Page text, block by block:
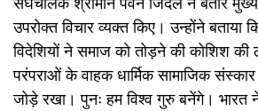
उपरोक्त विचार व्यक्त किए। उन्होंने बताया
विदेशियों ने समाज को तोड़ने की कोशिश की
परंपराओं के वाहक धार्मिक सामाजिक
जोड़े रखा। पुनः हम विश्व गुरु बनेंगे। भारत